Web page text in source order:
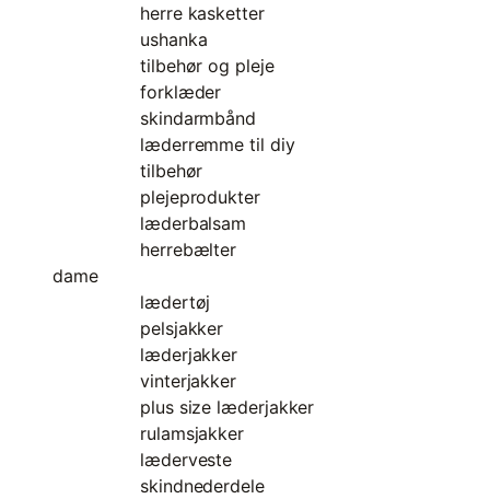
herre kasketter
ushanka
tilbehør og pleje
forklæder
skindarmbånd
læderremme til diy
tilbehør
plejeprodukter
læderbalsam
herrebælter
dame
lædertøj
pelsjakker
læderjakker
vinterjakker
plus size læderjakker
rulamsjakker
læderveste
skindnederdele